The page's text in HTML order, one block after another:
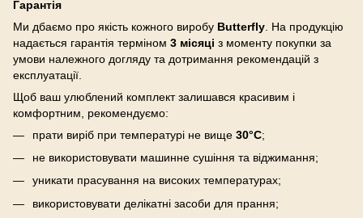
Гарантія
Ми дбаємо про якість кожного виробу Butterfly . На продукцію
надається гарантія терміном 3 місяці з моменту покупки за
умови належного догляду та дотримання рекомендацій з
експлуатації.
Щоб ваш улюблений комплект залишався красивим і
комфортним, рекомендуємо:
прати виріб при температурі не вище 30°C;
не використовувати машинне сушіння та віджимання;
уникати прасування на високих температурах;
використовувати делікатні засоби для прання;